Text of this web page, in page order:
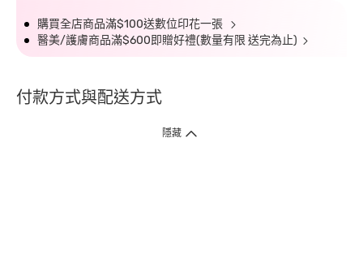
購買全店商品滿$100送數位印花一張
醫美/護膚商品滿$600即贈好禮(數量有限 送完為止)
付款方式與配送方式
隱藏